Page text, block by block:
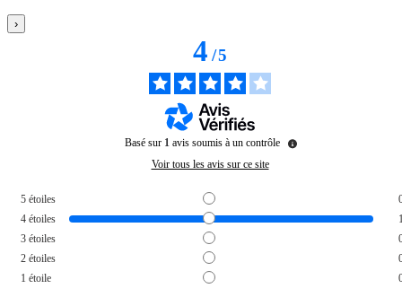
›
4/5
Basé sur 1 avis soumis à un contrôle
Voir tous les avis sur ce site
5 étoiles
4 étoiles
3 étoiles
2 étoiles
1 étoile